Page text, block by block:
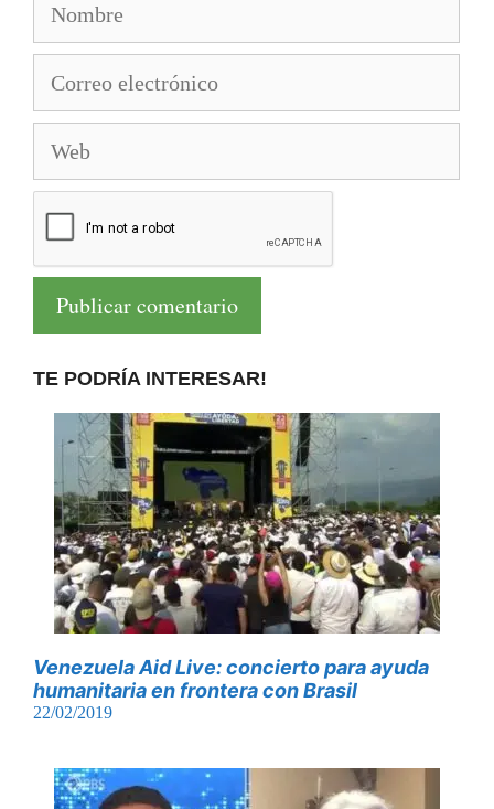
electrónico
TE PODRÍA INTERESAR!
Venezuela Aid Live: concierto para ayuda
humanitaria en frontera con Brasil
22/02/2019